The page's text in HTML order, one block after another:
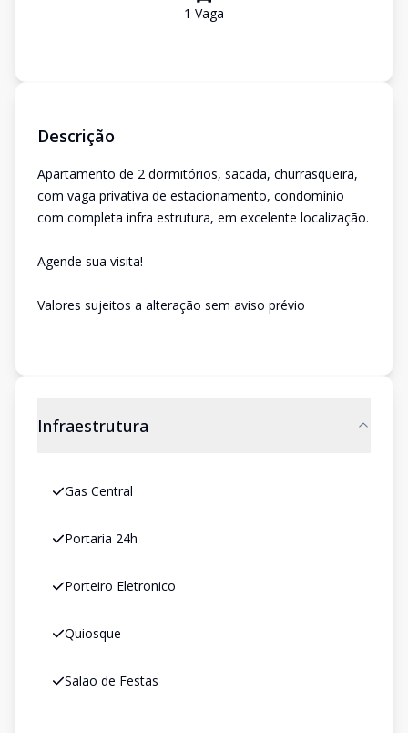
1 Vaga
Descrição
Apartamento de 2 dormitórios, sacada, churrasqueira,
com vaga privativa de estacionamento, condomínio
com completa infra estrutura, em excelente localização.
Agende sua visita!
Valores sujeitos a alteração sem aviso prévio
Infraestrutura
Gas Central
Portaria 24h
Porteiro Eletronico
Quiosque
Salao de Festas